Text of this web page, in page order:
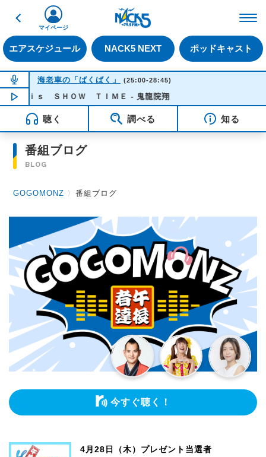
戻る
エアスケジュール NACK5 NEXT ポッドキャスト
マイページ
NOW ON AIR
海老車の「ばくばく」 (25:00-28:45)
NOW PLAYING 04:11
ｉｓ ＳＨＯＷ ＴＩＭＥ - 鬼龍院翔
聴く 調べる 知る
番組ブログ
BLOG
GOGOMONZ 〉番組ブログ
今すぐ聴く！
4月28日（木）プレゼント当選者